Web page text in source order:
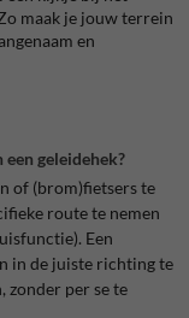
maak je jouw terrein
en
geleidehek?
of (brom)fietsers te
route te nemen
Een
in de juiste richting te
zonder per se te